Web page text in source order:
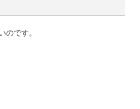
です。